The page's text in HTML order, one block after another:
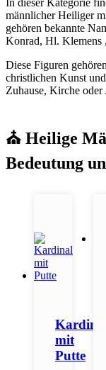
männlicher Heiliger
gehören bekannte
Konrad, Hl. Klemens
Diese Figuren
christlichen Kunst
Zuhause, Kirche oder
⛪ Heilige
Bedeutung
Kardinal
mit
Putte